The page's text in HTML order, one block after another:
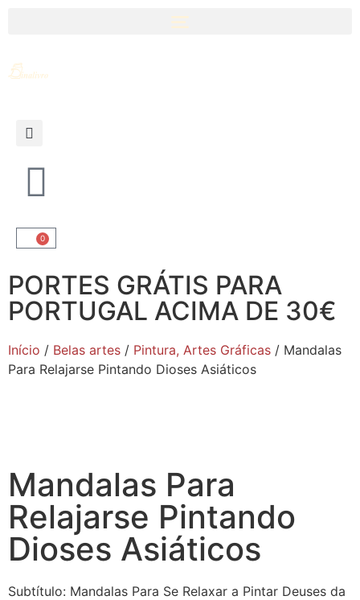
0
PORTES GRÁTIS PARA
PORTUGAL ACIMA DE 30€
Início / Belas artes / Pintura, Artes Gráficas / Mandalas
Para Relajarse Pintando Dioses Asiáticos
Mandalas Para
Relajarse Pintando
Dioses Asiáticos
Subtítulo: Mandalas Para Se Relaxar a Pintar Deuses da